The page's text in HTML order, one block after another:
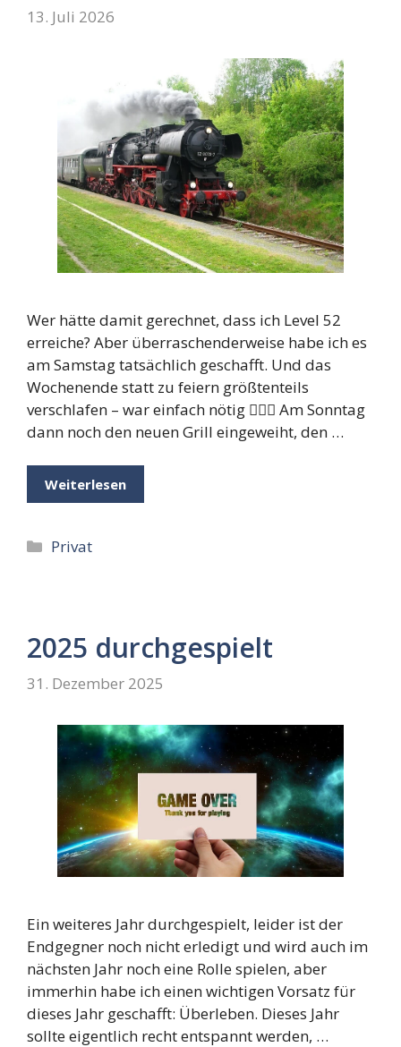
13. Juli 2026
Wer hätte damit gerechnet, dass ich Level 52
erreiche? Aber überraschenderweise habe ich es
am Samstag tatsächlich geschafft. Und das
Wochenende statt zu feiern größtenteils
verschlafen – war einfach nötig 🤷🏻‍♂️ Am Sonntag
dann noch den neuen Grill eingeweiht, den …
Weiterlesen
Kategorien
Privat
2025 durchgespielt
31. Dezember 2025
Ein weiteres Jahr durchgespielt, leider ist der
Endgegner noch nicht erledigt und wird auch im
nächsten Jahr noch eine Rolle spielen, aber
immerhin habe ich einen wichtigen Vorsatz für
dieses Jahr geschafft: Überleben. Dieses Jahr
sollte eigentlich recht entspannt werden, …